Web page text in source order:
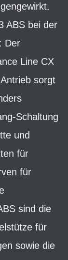
ABS bei der
Der
Line CX
sorgt
Schaltung
und
für
für
sind die
für
sowie die